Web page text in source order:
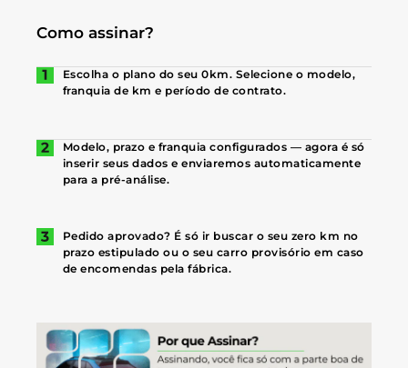
Como assinar?
Escolha o plano do seu 0km. Selecione o modelo,
franquia de km e período de contrato.
Modelo, prazo e franquia configurados — agora é só
inserir seus dados e enviaremos automaticamente
para a pré-análise.
Pedido aprovado? É só ir buscar o seu zero km no
prazo estipulado ou o seu carro provisório em caso
de encomendas pela fábrica.